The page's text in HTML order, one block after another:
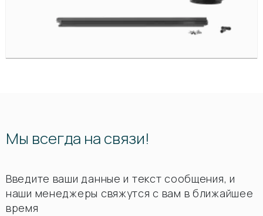
Мы всегда на связи!
Введите ваши данные и текст сообщения, и
наши менеджеры свяжутся с вам в ближайшее
время